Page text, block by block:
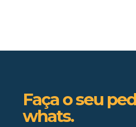
Faça o seu
whats.